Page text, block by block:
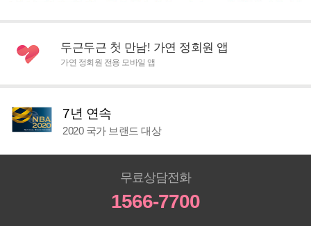
두근두근 첫 만남! 가연 정회원 앱
가연 정회원 전용 모바일 앱
7년 연속
2020 국가 브랜드 대상
무료상담전화
1566-7700